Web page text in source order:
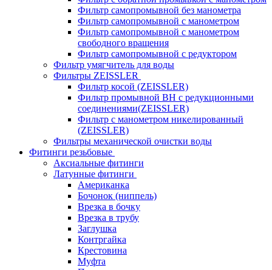
Фильтр самопромывной без манометра
Фильтр самопромывной с манометром
Фильтр самопромывной с манометром
свободного вращения
Фильтр самопромывной с редуктором
Фильтр умягчитель для воды
Фильтры ZEISSLER
Фильтр косой (ZEISSLER)
Фильтр промывной ВН с редукционными
соединениями(ZEISSLER)
Фильтр с манометром никелированный
(ZEISSLER)
Фильтры механической очистки воды
Фитинги резьбовые
Аксиальные фитинги
Латунные фитинги
Американка
Бочонок (ниппель)
Врезка в бочку
Врезка в трубу
Заглушка
Контргайка
Крестовина
Муфта